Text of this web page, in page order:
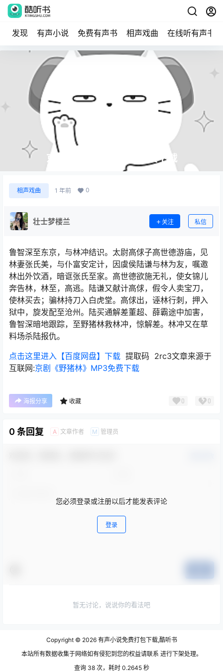
发现 有声小说 免费有声书 相声戏曲 在线听有声书
京剧《野猪林》MP3免费下载
相声戏曲 1 年前 0
壮士梦楼兰 关注 私信
鲁智深至东京，与林冲结识。太尉高俅子高世德游庙，见
林妻张氏美，与仆富安定计，因虞侯陆谦与林为友，嘱邀
林出外饮酒，暗诓张氏至家。高世德欲施无礼，使女锦儿
奔告林，林至，高逃。陆谦又献计高俅，假令人卖宝刀，
使林买去；骗林持刀入白虎堂。高俅出，诬林行刺，押入
狱中，旋发配至沧州。陆买通解差董超、薛霸途中加害，
鲁智深暗地跟踪，至野猪林救林冲，惊解差。林冲又在草
料场杀陆报仇。
点击这里进入【百度网盘】下载 提取码 2rc3文章来源于
互联网:京剧《野猪林》MP3免费下载
海报分享 收藏 0 0
0 条回复 A 文章作者 M 管理员
您必须登录或注册以后才能发表评论
登录
暂无讨论，说说你的看法吧
Copyright © 2026有声小说免费打包下载,酷听书
本站所有数据收集于网络如有侵犯到您的权益请联系 进行下架处理。
查询 38 次，耗时 0.2645 秒